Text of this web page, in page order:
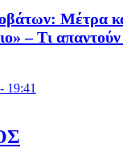
Μέτρα
– Τι απαντούν
19:41